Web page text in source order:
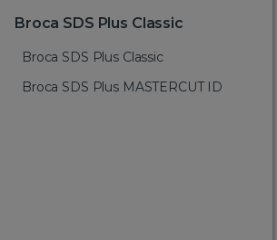
Broca SDS Plus Classic
Broca SDS Plus Classic
Broca SDS Plus MASTERCUT ID